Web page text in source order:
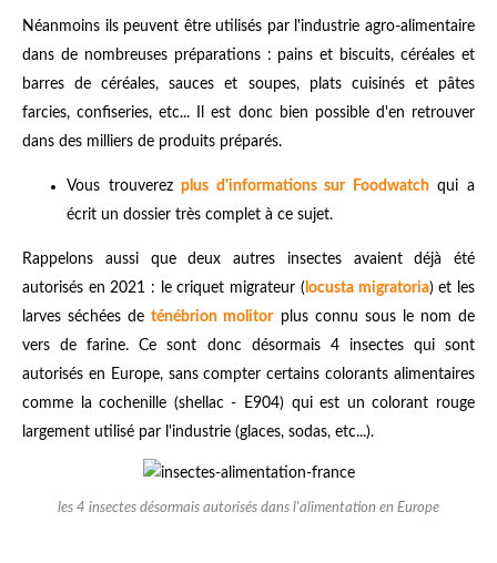
Néanmoins ils peuvent être utilisés par l'industrie agro-alimentaire
dans de nombreuses préparations : pains et biscuits, céréales et
barres de céréales, sauces et soupes, plats cuisinés et pâtes
farcies, confiseries, etc... Il est donc bien possible d'en retrouver
dans des milliers de produits préparés.
Vous trouverezplus d'informations sur Foodwatchqui a
écrit un dossier très complet à ce sujet.
Rappelons aussi que deux autres insectes avaient déjà été
autorisés en 2021 : le criquet migrateur ( locusta migratoria) et les
larves séchées deténébrion molitorplus connu sous le nom de
vers de farine. Ce sont donc désormais 4 insectes qui sont
autorisés en Europe, sans compter certains colorants alimentaires
comme la cochenille (shellac - E904) qui est un colorant rouge
largement utilisé par l'industrie (glaces, sodas, etc...).
les 4 insectes désormais autorisés dans l'alimentation en Europe